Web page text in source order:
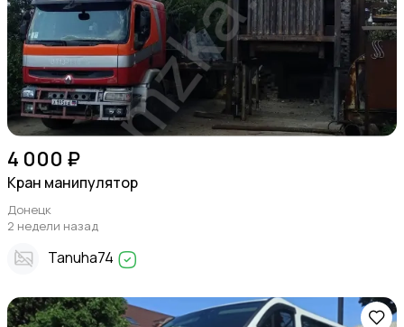
4 000 ₽
Кран манипулятор
Донецк
2 недели назад
Tanuha74